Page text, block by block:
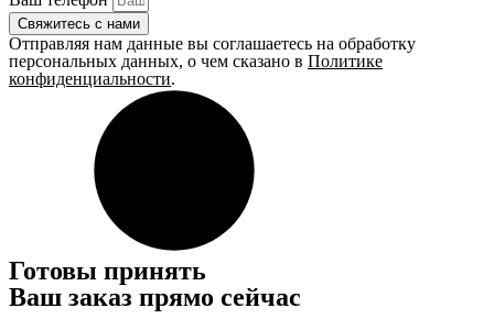
Свяжитесь с нами
Отправляя нам данные вы соглашаетесь на обработку
персональных данных, о чем сказано в Политике
конфиденциальности.
Готовы принять
Ваш заказ прямо сейчас